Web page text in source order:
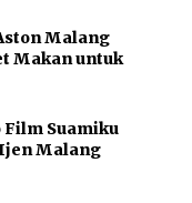
Malang
Makan untuk
Film Suamiku
Ijen Malang